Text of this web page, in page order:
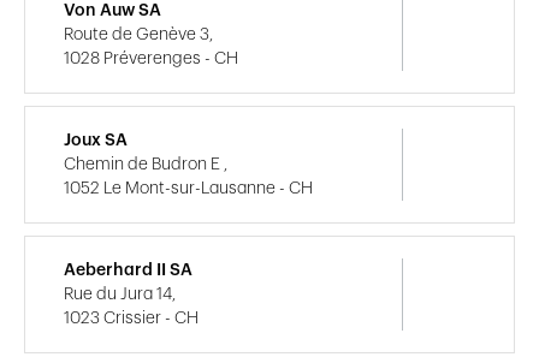
Von Auw SA
Route de Genève 3,
1028 Préverenges - CH
Joux SA
Chemin de Budron E ,
1052 Le Mont-sur-Lausanne - CH
Aeberhard II SA
Rue du Jura 14,
1023 Crissier - CH